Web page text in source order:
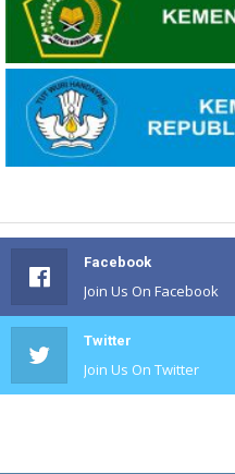
Facebook
Join Us On Facebook
Twitter
Join Us On Twitter